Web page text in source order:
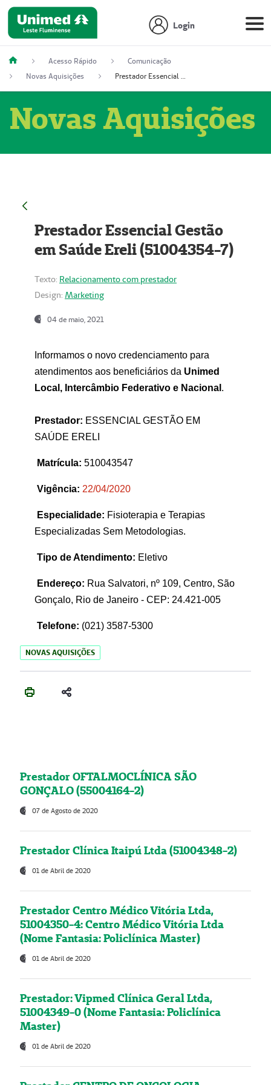
Login
Acesso Rápido
Comunicação
Novas Aquisições
Prestador Essencial Gestão em Saúde Ereli (51004354-7)
Novas Aquisições
Prestador Essencial Gestão
em Saúde Ereli (51004354-7)
Texto: Relacionamento com prestador
Design: Marketing
04 de maio, 2021
Informamos o novo credenciamento para
atendimentos aos beneficiários da Unimed
Local, Intercâmbio Federativo e Nacional .
Prestador: ESSENCIAL GESTÃO EM
SAÚDE ERELI
Matrícula: 510043547
Vigência: 22/04/2020
Especialidade: Fisioterapia e Terapias
Especializadas Sem Metodologias.
Tipo de Atendimento: Eletivo
Endereço: Rua Salvatori, nº 109, Centro, São
Gonçalo, Rio de Janeiro - CEP: 24.421-005
Telefone: (021) 3587-5300
NOVAS AQUISIÇÕES
Prestador OFTALMOCLÍNICA SÃO
GONÇALO (55004164-2)
07 de Agosto de 2020
Prestador Clínica Itaipú Ltda (51004348-2)
01 de Abril de 2020
Prestador Centro Médico Vitória Ltda,
51004350-4: Centro Médico Vitória Ltda
(Nome Fantasia: Policlínica Master)
01 de Abril de 2020
Prestador: Vipmed Clínica Geral Ltda,
51004349-0 (Nome Fantasia: Policlínica
Master)
01 de Abril de 2020